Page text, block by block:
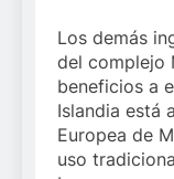
Los demás
del complejo
beneficios a
Islandia está
Europea de
uso